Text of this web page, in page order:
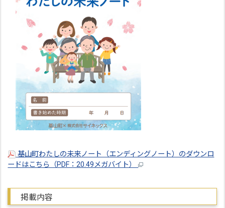
基山町わたしの未来ノート（エンディングノート）のダウンロ
ードはこちら（PDF：20.49メガバイト）
掲載内容